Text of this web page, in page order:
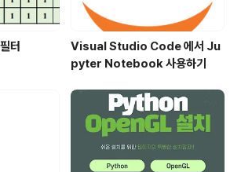
터
Visual Studio Code 에서 Ju
pyter Notebook 사용하기